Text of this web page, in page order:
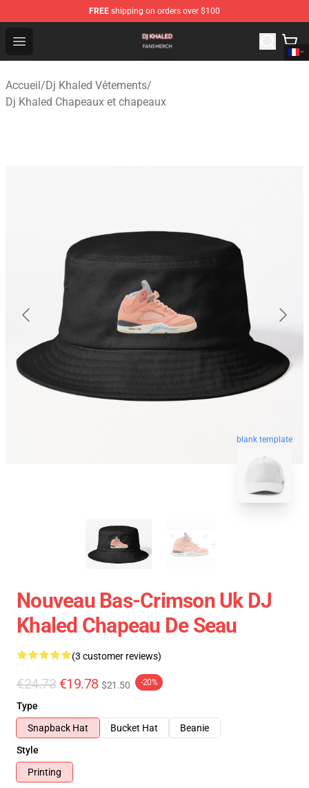
FREE shipping on orders over $100
Open menu
Dj Khaled Shop - Official Dj Khaled Merchandise Store
Accueil/Dj Khaled Vêtements/
Dj Khaled Chapeaux et chapeaux
blank template
Nouveau Bas-Crimson Uk DJ
Khaled Chapeau De Seau
(3 customer reviews)
€24.73 €19.78 $21.50 -20%
Type
Snapback Hat
Bucket Hat
Beanie
Style
Printing